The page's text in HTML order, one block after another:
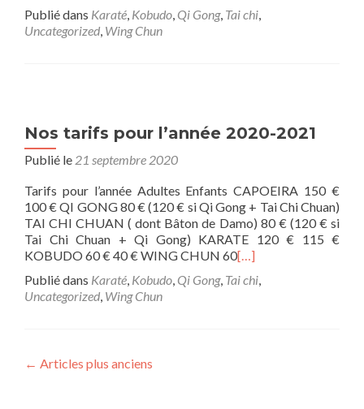
Publié dans Karaté, Kobudo, Qi Gong, Tai chi,
Uncategorized, Wing Chun
Nos tarifs pour l’année 2020-2021
Publié le 21 septembre 2020
Tarifs pour l’année Adultes Enfants CAPOEIRA 150 €
100 € QI GONG 80 € (120 € si Qi Gong + Tai Chi Chuan)
TAI CHI CHUAN ( dont Bâton de Damo) 80 € (120 € si
Tai Chi Chuan + Qi Gong) KARATE 120 € 115 €
KOBUDO 60 € 40 € WING CHUN 60[…]
Publié dans Karaté, Kobudo, Qi Gong, Tai chi,
Uncategorized, Wing Chun
Navigation
← Articles plus anciens